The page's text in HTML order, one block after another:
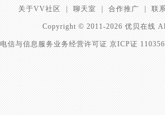
关于VV社区 | 聊天室 | 合作推广 联
Copyright © 2011-2026 优贝在线
电信与信息服务业务经营许可证 京ICP证